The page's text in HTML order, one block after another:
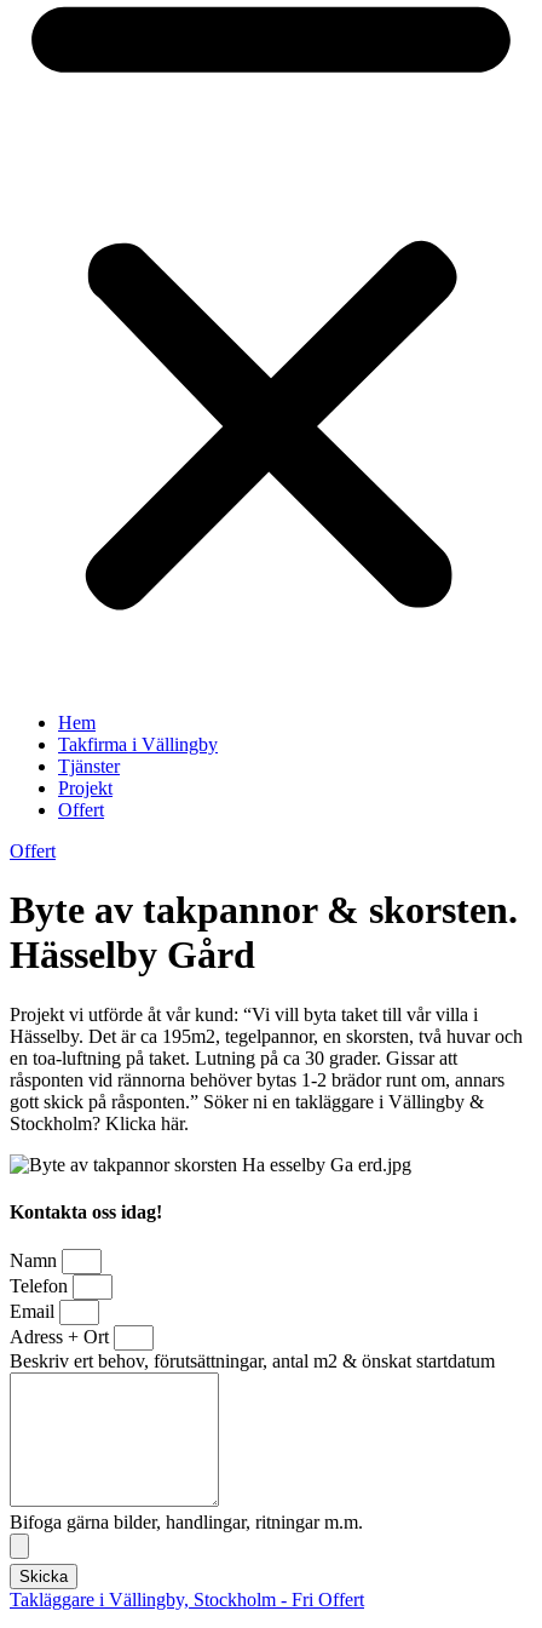
Hem
Takfirma i Vällingby
Tjänster
Projekt
Offert
Offert
Byte av takpannor & skorsten.
Hässelby Gård
Projekt vi utförde åt vår kund: “Vi vill byta taket till vår villa i
Hässelby. Det är ca 195m2, tegelpannor, en skorsten, två huvar och
en toa-luftning på taket. Lutning på ca 30 grader. Gissar att
råsponten vid rännorna behöver bytas 1-2 brädor runt om, annars
gott skick på råsponten.” Söker ni en takläggare i Vällingby &
Stockholm? Klicka här.
Kontakta oss idag!
Namn
Telefon
Email
Adress + Ort
Beskriv ert behov, förutsättningar, antal m2 & önskat startdatum
Bifoga gärna bilder, handlingar, ritningar m.m.
Skicka
Takläggare i Vällingby, Stockholm - Fri Offert